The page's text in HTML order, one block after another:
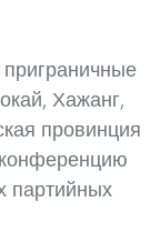
Хажанг,
провинция
партийных